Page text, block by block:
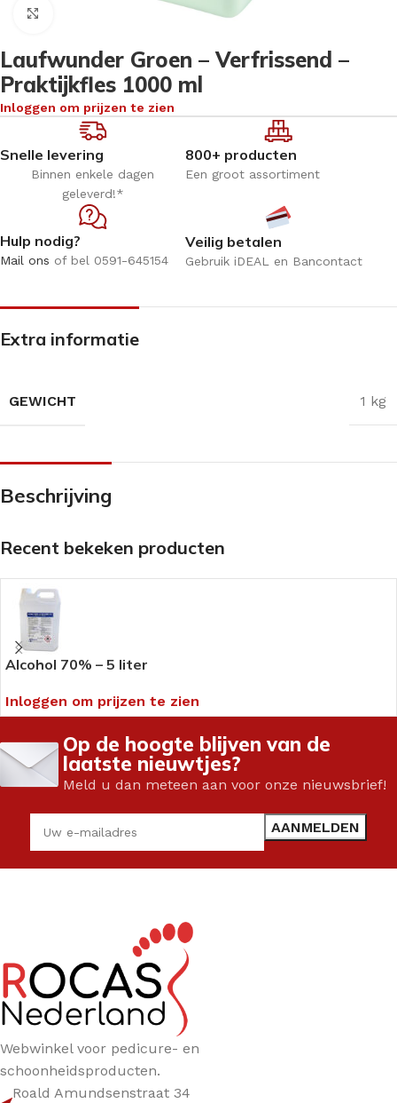
Laufwunder Groen – Verfrissend –
Praktijkfles 1000 ml
Inloggen om prijzen te zien
Snelle levering
Binnen enkele dagen
geleverd!*
800+ producten
Een groot assortiment
Hulp nodig?
Mail ons of bel 0591-645154
Veilig betalen
Gebruik iDEAL en Bancontact
Extra informatie
GEWICHT 1 kg
Beschrijving
Recent bekeken producten
Alcohol 70% – 5 liter
Inloggen om prijzen te zien
Op de hoogte blijven van de
laatste nieuwtjes?
Meld u dan meteen aan voor onze nieuwsbrief!
Webwinkel voor pedicure- en
schoonheidsproducten.
Roald Amundsenstraat 34